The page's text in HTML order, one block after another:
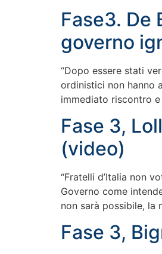
Fase3. De
governo
“Dopo essere stati
ordinistici non hanno
immediato riscontro
Fase 3,
(video)
“Fratelli d’Italia non
Governo come
non sarà possibile, la
Fase 3,